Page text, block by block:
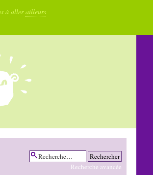
à allerailleurs
Recherche avancée